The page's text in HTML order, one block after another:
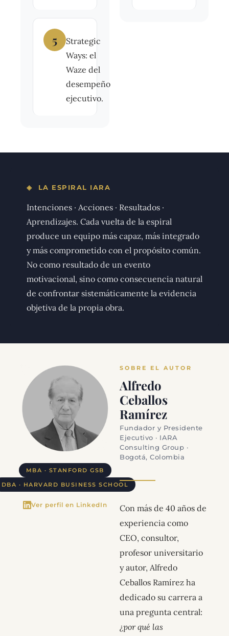
5
Strategic
Ways: el
Waze del
desempeño
ejecutivo.
◈ LA ESPIRAL IARA
Intenciones · Acciones · Resultados ·
Aprendizajes. Cada vuelta de la espiral
produce un equipo más capaz, más integrado
y más comprometido con el propósito común.
No como resultado de un evento
motivacional, sino como consecuencia natural
de confrontar sistemáticamente la evidencia
objetiva de la propia obra.
MBA · STANFORD GSB
DBA · HARVARD BUSINESS SCHOOL
Ver perfil en LinkedIn
SOBRE EL AUTOR
Alfredo
Ceballos
Ramírez
Fundador y Presidente
Ejecutivo · IARA
Consulting Group ·
Bogotá, Colombia
Con más de 40 años de
experiencia como
CEO, consultor,
profesor universitario
y autor, Alfredo
Ceballos Ramírez ha
dedicado su carrera a
una pregunta central:
¿por qué las